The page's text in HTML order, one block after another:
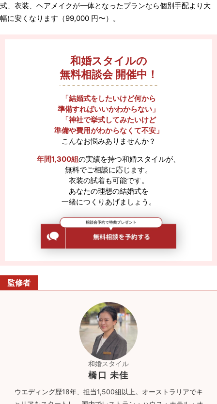
式、衣装、ヘアメイクが一体となったプランなら個別手配より大
幅に安くなります（99,000 円〜）。
和婚スタイルの
無料相談会 開催中！
「結婚式をしたいけど何から
準備すればいいかわからない」
「神社で挙式してみたいけど
準備や費用がわからなくて不安」
こんなお悩みありませんか？
年間1,300組の実績を持つ和婚スタイルが、
無料でご相談に応じます。
衣装の試着も可能です。
あなたの理想の結婚式を
一緒につくりあげましょう。
監修者
和婚スタイル
橋口 未佳
ウエディング歴18年、担当1,500組以上。オーストラリアでキ